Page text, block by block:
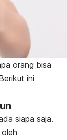
orang bisa
ini
siapa saja.